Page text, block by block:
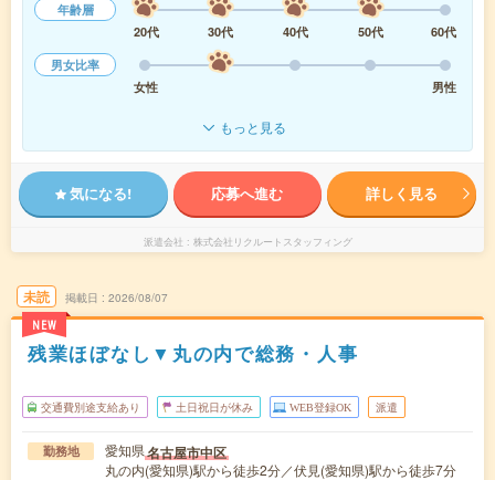
年齢層
20代
30代 40代 50代
60代
男女比率
女性
男性
もっと見る
気になる! 応募へ進む 詳しく見る
派遣会社 株式会社リクルートスタッフィング
未読
NEW
掲載日 2026/08/07
残業ほぼなし▼丸の内で総務・人事
交通費別途支給あり 土日祝日が休み WEB登録OK 派遣
勤務地 愛知県名古屋市中区
丸の内(愛知県)駅から徒歩2分／伏見(愛知県)駅から徒歩7分